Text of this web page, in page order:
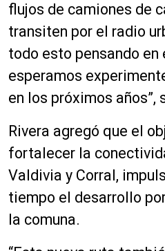
flujos de camiones de
transiten por el radio
todo esto pensando
esperamos
en los próximos años”,
Rivera agregó que el
fortalecer la
Valdivia y Corral,
tiempo el desarrollo
la comuna.